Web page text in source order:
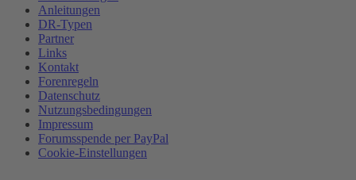
Anleitungen
DR-Typen
Partner
Links
Kontakt
Forenregeln
Datenschutz
Nutzungsbedingungen
Impressum
Forumsspende per PayPal
Cookie-Einstellungen